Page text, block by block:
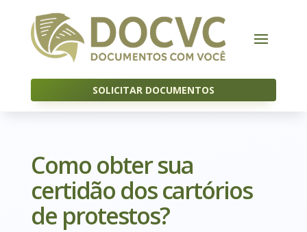
SOLICITAR DOCUMENTOS
Como obter sua
certidão dos cartórios
de protestos?